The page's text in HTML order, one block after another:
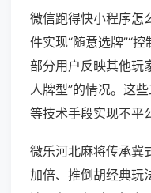
微信跑得快小程序怎
件实现“随意选牌”“控
部分用户反映其他玩
人牌型”的情况。这
等技术手段实现不平
微乐河北麻将传承冀
加倍、推倒胡经典玩